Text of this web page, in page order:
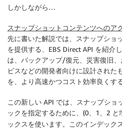
しかしながら…
スナップショットコンテンツへのア
先に書いた解説では、スナップショ
を提供する、EBS Direct API を紹介
は、バックアップ/復元、災害復旧
ビスなどの開発者向けに設計された
を、より高速かつコスト効率良くす
この新しい API では、スナップショ
ックを指定するために、(0、1、2
ックスを使います。このインデックス